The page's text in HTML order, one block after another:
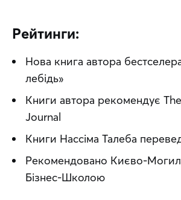
Рейтинги:
Нова книга автора
лебідь»
Книги автора рекомендує
Journal
Книги Нассіма Талеба
Рекомендовано Києво-
Бізнес-Школою